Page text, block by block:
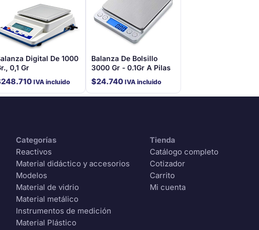
Digital De 1000
0,1 Gr
248.710 IVA incluido
Balanza De Bolsillo
3000 Gr - 0.1Gr A Pilas
$24.740 IVA incluido
Categorías
Reactivos
Material didáctico y accesorios
Modelos
Material de vidrio
Material metálico
Instrumentos de medición
Material Plástico
Tienda
Catálogo completo
Cotizador
Carrito
Mi cuenta